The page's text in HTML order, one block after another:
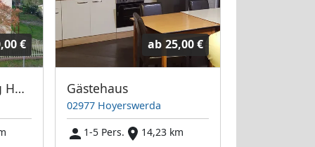
€
Zimmervermietung Hoyerswerda
ab 25,00 €
Gästehaus
02977 Hoyerswerda
1-5 Pers.
14,23 km